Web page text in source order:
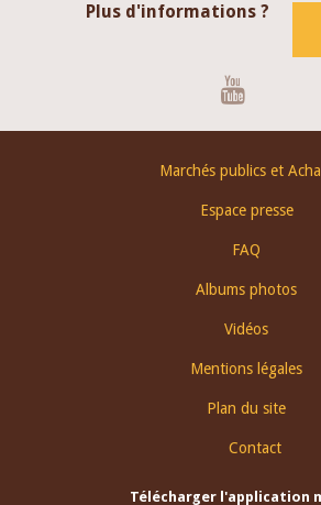
Plus d'informations ?
Marchés publics et
Espace presse
FAQ
Albums photos
Vidéos
Mentions légales
Plan du site
Contact
Télécharger l'application